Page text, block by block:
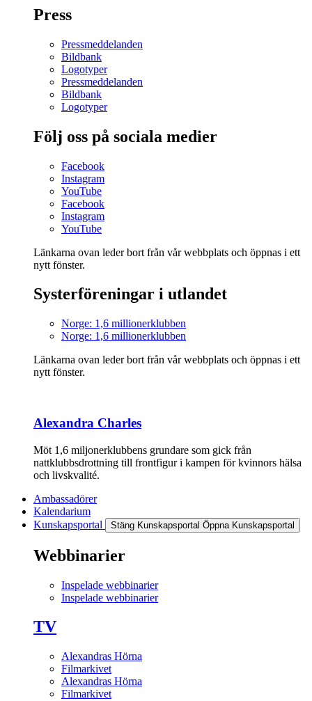
Press
Pressmeddelanden
Bildbank
Logotyper
Pressmeddelanden
Bildbank
Logotyper
Följ oss på sociala medier
Facebook
Instagram
YouTube
Facebook
Instagram
YouTube
Länkarna ovan leder bort från vår webbplats och öppnas i ett
nytt fönster.
Systerföreningar i utlandet
Norge: 1,6 millionerklubben
Norge: 1,6 millionerklubben
Länkarna ovan leder bort från vår webbplats och öppnas i ett
nytt fönster.
Alexandra Charles
Möt 1,6 miljonerklubbens grundare som gick från
nattklubbsdrottning till frontfigur i kampen för kvinnors hälsa
och livskvalité.
Ambassadörer
Kalendarium
Kunskapsportal
Stäng Kunskapsportal Öppna Kunskapsportal
Webbinarier
Inspelade webbinarier
Inspelade webbinarier
TV
Alexandras Hörna
Filmarkivet
Alexandras Hörna
Filmarkivet